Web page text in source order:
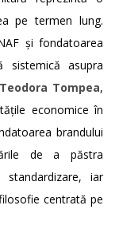
pe termen lung.
și fondatoarea
asupra
Teodora Tompea,
economice în
brandului
de a păstra
iar
centrată pe